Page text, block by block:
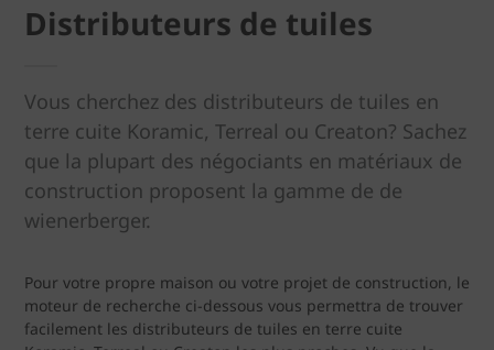
Distributeurs de tuiles
Vous cherchez des distributeurs de tuiles en
terre cuite Koramic, Terreal ou Creaton? Sachez
que la plupart des négociants en matériaux de
construction proposent la gamme de de
wienerberger.
Pour votre propre maison ou votre projet de construction, le
moteur de recherche ci-dessous vous permettra de trouver
facilement les distributeurs de tuiles en terre cuite